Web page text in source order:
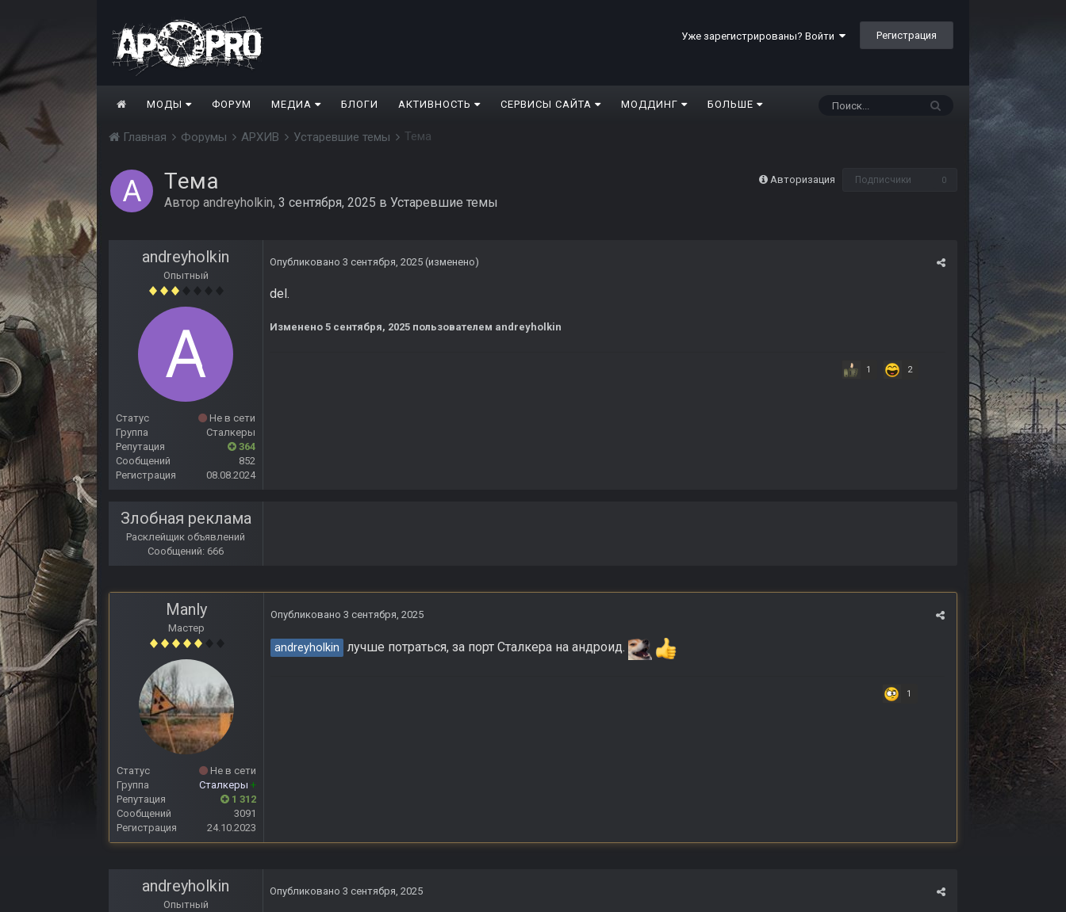
Уже зарегистрированы? Войти Регистрация
МОДЫ ФОРУМ МЕДИА БЛОГИ АКТИВНОСТЬ СЕРВИСЫ САЙТА МОДДИНГ БОЛЬШЕ
Главная Форумы АРХИВ Устаревшие темы Тема
Авторизация Подписчики 0
Тема
Автор andreyholkin, 3 сентября, 2025 в Устаревшие темы
andreyholkin
Опытный
Статус
Не в сети
Группа
Сталкеры
Репутация
364
Сообщений
852
Регистрация
08.08.2024
Опубликовано 3 сентября, 2025 (изменено)
del.
Изменено 5 сентября, 2025 пользователем andreyholkin
1 2
Злобная реклама
Расклейщик объявлений
Сообщений: 666
Manly
Мастер
Статус
Не в сети
Группа
Сталкеры +
Репутация
1 312
Сообщений
3091
Регистрация
24.10.2023
Опубликовано 3 сентября, 2025
andreyholkin лучше потраться, за порт Сталкера на андроид.
1
andreyholkin
Опытный
Опубликовано 3 сентября, 2025